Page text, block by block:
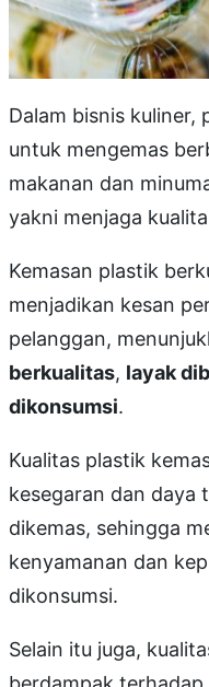
Dalam bisnis kuliner,
untuk mengemas
makanan dan
yakni menjaga
Kemasan plastik
menjadikan kesan
pelanggan,
berkualitas, layak
dikonsumsi.
Kualitas plastik
kesegaran dan daya
dikemas, sehingga
kenyamanan dan
dikonsumsi.
Selain itu juga,